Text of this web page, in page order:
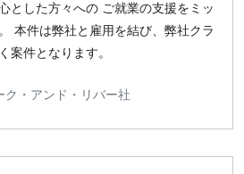
とした方々への ご就業の支援をミッ
本件は弊社と雇用を結び、弊社クラ
案件となります。
ク・アンド・リバー社